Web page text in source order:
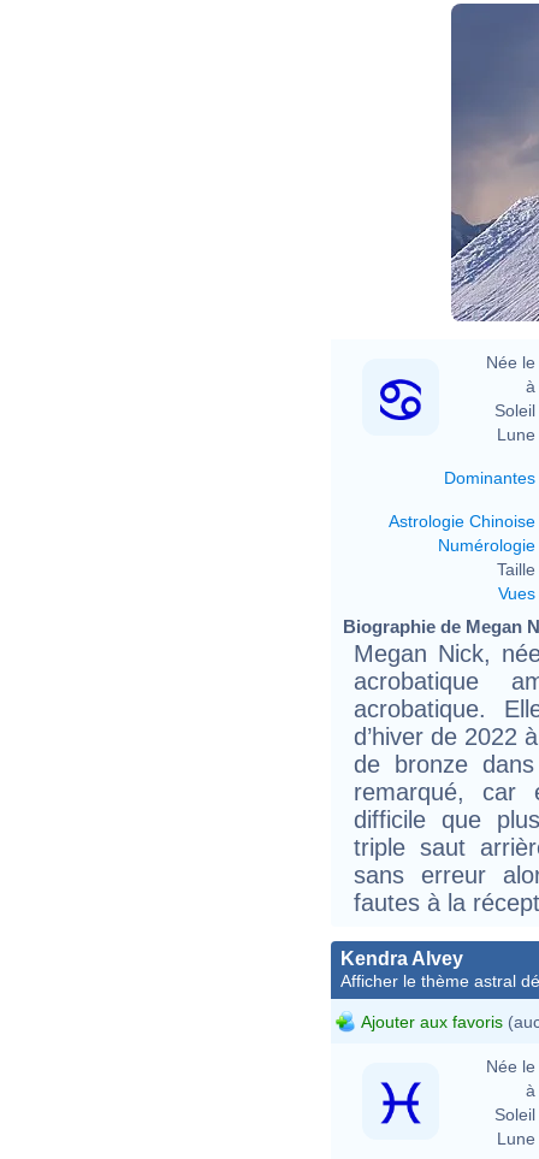
Née le
à
Soleil
Lune
Dominantes
Astrologie Chinoise
Numérologie
Taille
Vues
Biographie de Megan
Megan Nick,
acrobatique
acrobatique.
d’hiver de 2022
de bronze
remarqué, car
difficile que
triple saut
sans erreur
fautes à la
Kendra Alvey
Afficher le thème astral
Ajouter aux favoris
Née le
à
Soleil
Lune